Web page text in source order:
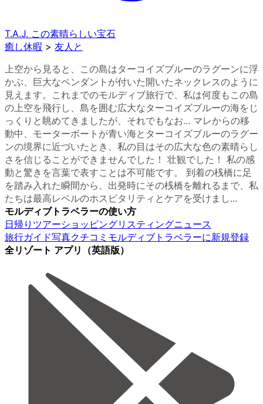
T.A.J. この素晴らしい宝石
癒し休暇 > 友人と
上空から見ると、この島はターコイズブルーのラグーンに浮
かぶ、巨大なペンダントが付いた開いたネックレスのように
見えます。これまでのモルディブ旅行で、私は何度もこの島
の上空を飛行し、島を囲む広大なターコイズブルーの海をじ
っくりと眺めてきましたが、それでもなお... マレからの移
動中、モーターボートが青い海とターコイズブルーのラグー
ンの境界に近づいたとき、私の目はその広大な色の素晴らし
さを信じることができませんでした！ 壮観でした！ 私の感
動と驚きを言葉で表すことは不可能です。 到着の桟橋に足
を踏み入れた瞬間から、出発時にその桟橋を離れるまで、私
たちは最高レベルのホスピタリティとケアを受けまし...
モルディブトラベラーの使い方
日帰りツアーショッピングリスティングニュース
旅行ガイド写真クチコミ モルディブトラベラーに新規登録
全リゾート アプリ（英語版）